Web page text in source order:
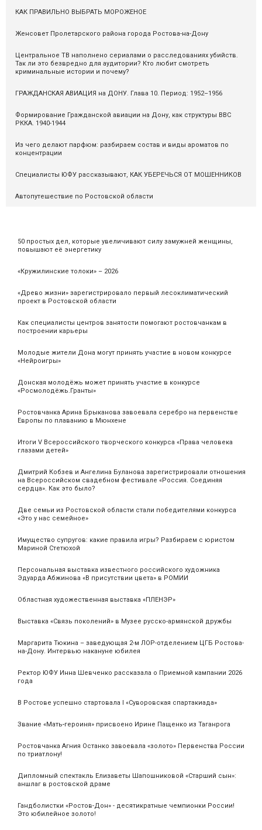
50 простых дел, которые увеличивают силу замужней женщины,
повышают её энергетику
«Кружилинские толоки» – 2026
«Древо жизни» зарегистрировало первый лесоклиматический
проект в Ростовской области
Как специалисты центров занятости помогают ростовчанкам в
построении карьеры
Молодые жители Дона могут принять участие в новом конкурсе
«Нейроигры»
Донская молодёжь может принять участие в конкурсе
«Росмолодёжь.Гранты»
Ростовчанка Арина Брыканова завоевала серебро на первенстве
Европы по плаванию в Мюнхене
Итоги V Всероссийского творческого конкурса «Права человека
глазами детей»
Дмитрий Кобзев и Ангелина Буланова зарегистрировали отношения
на Всероссийском свадебном фестивале «Россия. Соединяя
сердца». Как это было?
Две семьи из Ростовской области стали победителями конкурса
«Это у нас семейное»
Имущество супругов: какие правила игры? Разбираем с юристом
Мариной Стетюхой
Персональная выставка известного российского художника
Эдуарда Абжинова «В присутствии цвета» в РОМИИ
Областная художественная выставка «ПЛЕНЭР»
Выставка «Связь поколений» в Музее русско-армянской дружбы
Маргарита Тюкина – заведующая 2-м ЛОР-отделением ЦГБ Ростова-
на-Дону. Интервью накануне юбилея
Ректор ЮФУ Инна Шевченко рассказала о Приемной кампании 2026
года
В Ростове успешно стартовала I «Суворовская спартакиада»
Звание «Мать‑героиня» присвоено Ирине Пащенко из Таганрога
Ростовчанка Агния Останко завоевала «золото» Первенства России
по триатлону!
Дипломный спектакль Елизаветы Шапошниковой «Старший сын»:
аншлаг в ростовской драме
Гандболистки «Ростов-Дон» - десятикратные чемпионки России!
Это юбилейное золото!
КАК ПРАВИЛЬНО ВЫБРАТЬ МОРОЖЕНОЕ
Женсовет Пролетарского района города Ростова-на-Дону
Центральное ТВ наполнено сериалами о расследованиях убийств.
Так ли это безвредно для аудитории? Кто любит смотреть
криминальные истории и почему?
ГРАЖДАНСКАЯ АВИАЦИЯ на ДОНУ. Глава 10. Период: 1952–1956
Формирование Гражданской авиации на Дону, как структуры ВВС
РККА. 1940-1944
Из чего делают парфюм: разбираем состав и виды ароматов по
концентрации
Специалисты ЮФУ рассказывают, КАК УБЕРЕЧЬСЯ ОТ МОШЕННИКОВ
Автопутешествие по Ростовской области